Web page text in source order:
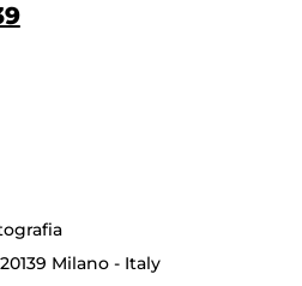
Milano - Italy